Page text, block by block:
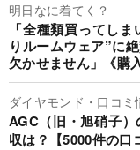
明日なに着てく？
「全種類買ってし
りルームウェア”に
欠かせません」《購
ダイヤモンド・口コミ
AGC（旧・旭硝子
収は？【5000件の口